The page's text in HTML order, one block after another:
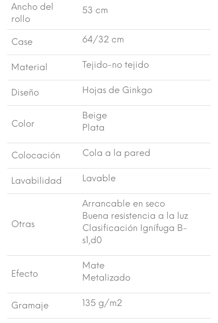
Ancho del
rollo
53 cm
Case 64/32 cm
Material Tejido-no tejido
Diseño Hojas de Ginkgo
Color
Beige
Plata
Colocación Cola a la pared
Lavabilidad Lavable
Otras
Arrancable en seco
Buena resistencia a la luz
Clasificación Ignífuga B-
s1,d0
Efecto
Mate
Metalizado
Gramaje 135 g/m2